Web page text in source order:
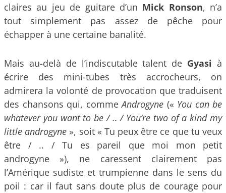
claires au jeu de guitare d’un Mick Ronson, n’a
tout simplement pas assez de pêche pour
échapper à une certaine banalité.
Mais au-delà de l’indiscutable talent de Gyasi à
écrire des mini-tubes très accrocheurs, on
admirera la volonté de provocation que traduisent
des chansons qui, commeAndrogyne (« You can be
whatever you want to be / .. / You’re two of a kind my
little androgyne », soit « Tu peux être ce que tu veux
être / .. / Tu es pareil que moi mon petit
androgyne »), ne caressent clairement pas
l’Amérique sudiste et trumpienne dans le sens du
poil : car il faut sans doute plus de courage pour